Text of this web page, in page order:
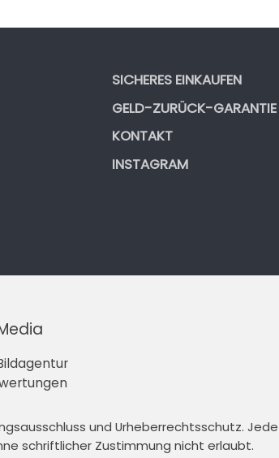
SICHERES EINKAUFEN
GELD-ZURÜCK-GARANTIE
KONTAKT
INSTAGRAM
und Urheberrechtsschutz.
schriftlicher Zustimmung nicht erlaubt.